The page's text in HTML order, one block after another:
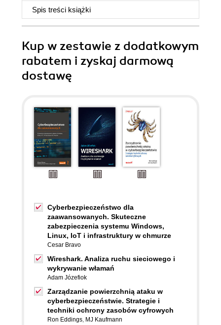
Spis treści książki
Kup w zestawie z dodatkowym
rabatem i zyskaj darmową
dostawę
Cyberbezpieczeństwo dla
zaawansowanych. Skuteczne
zabezpieczenia systemu Windows,
Linux, IoT i infrastruktury w chmurze
Cesar Bravo
Wireshark. Analiza ruchu sieciowego i
wykrywanie włamań
Adam Józefiok
Zarządzanie powierzchnią ataku w
cyberbezpieczeństwie. Strategie i
techniki ochrony zasobów cyfrowych
Ron Eddings, MJ Kaufmann